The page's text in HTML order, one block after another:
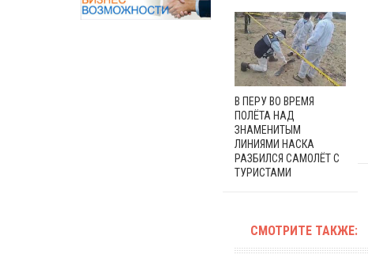
В ПЕРУ ВО ВРЕМЯ
ПОЛЁТА НАД
ЗНАМЕНИТЫМ
ЛИНИЯМИ НАСКА
РАЗБИЛСЯ САМОЛЁТ С
ТУРИСТАМИ
СМОТРИТЕ ТАКЖЕ: